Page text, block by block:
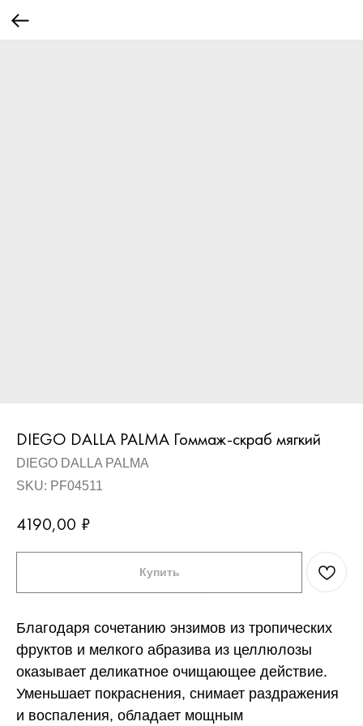
DIEGO DALLA PALMA Гоммаж-скраб мягкий
DIEGO DALLA PALMA
SKU: PF04511
4190,00 ₽
Купить
Благодаря сочетанию энзимов из тропических
фруктов и мелкого абразива из целлюлозы
оказывает деликатное очищающее действие.
Уменьшает покраснения, снимает раздражения
и воспаления, обладает мощным